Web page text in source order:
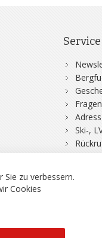
Service
Ski-,
DSV-
zu verbessern.
Cookies